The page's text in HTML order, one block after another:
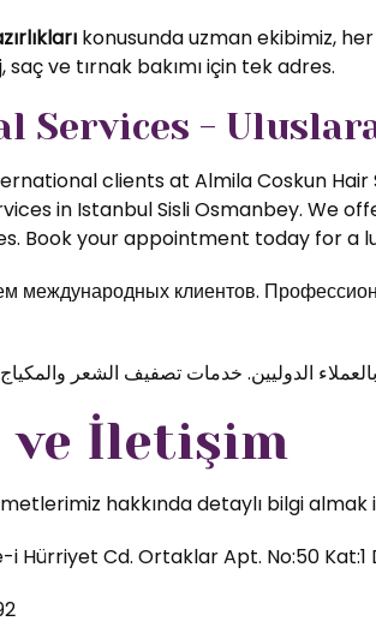
konusunda uzman ekibimiz,
saç ve tırnak bakımı için tek adres.
Services -
clients at Almila Coskun
in Istanbul Sisli Osmanbey. We
Book your appointment today for a
международных клиентов.
ve İletişim
hakkında detaylı bilgi
i Hürriyet Cd. Ortaklar Apt. No:50 Kat:1